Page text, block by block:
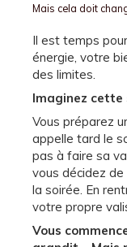
Mais cela doit
Il est temps
énergie, votre
des limites.
Imaginez cette
Vous préparez
appelle tard le
pas à faire sa
vous décidez
la soirée. En
votre propre
Vous